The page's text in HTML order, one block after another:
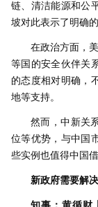
链、清洁能源和公
坡对此表示了明确
在政治方面，
等国的安全伙伴关
的态度相对明确，
地等支持。
然而，中新关
位等优势，与中国
些实例也值得中国
新政府需要解